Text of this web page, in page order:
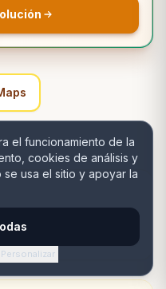
el funcionamiento de la
cookies de análisis y
usa el sitio y apoyar la
Personalizar
Iulia, România, Alba